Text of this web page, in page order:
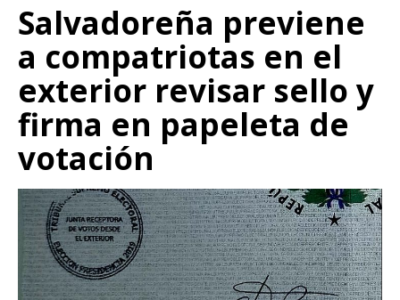
Salvadoreña previene
a compatriotas en el
exterior revisar sello y
firma en papeleta de
votación